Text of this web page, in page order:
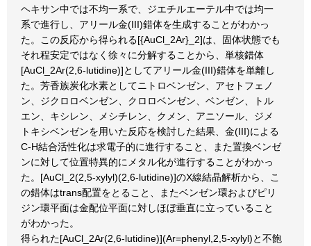
ヘキサン中では不均一系で、ジエチルエーテル中では均一
系で進行し、アリール金(III)錯体を生成することがわかっ
た。この反応から得られる[{AuCl_2Ar}_2]は、固体状態でも
それ程安定ではなく徐々に分解することから、単核錯体
[AuCl_2Ar(2,6-lutidine)]としてアリール金(III)錯体を単離し
た。芳香族炭化水素としてニトロベンゼン、アセトフェノ
ン、ジクロロベンゼン、クロロベンゼン、ベンゼン、トル
エン、キシレン、メシチレン、クメン、アニソール、ジメ
トキシベンゼンを用いた反応を検討した結果、金(III)による
C-H結合活性化は求電子的に進行すること、また置換ベンゼ
ンに対して位置特異的にメタル化が進行することがわかっ
た。[AuCl_2(2,5-xylyl)(2,6-lutidine)]のX線結晶解析から、こ
の錯体はtrans配置をとること、またベンゼン環およびピリ
ジン環平面は金配位平面に対しほぼ垂直に立っていること
がわかった。
得られた[AuCl_2Ar(2,6-lutidine)](Ar=phenyl,2,5-xylyl)と不飽